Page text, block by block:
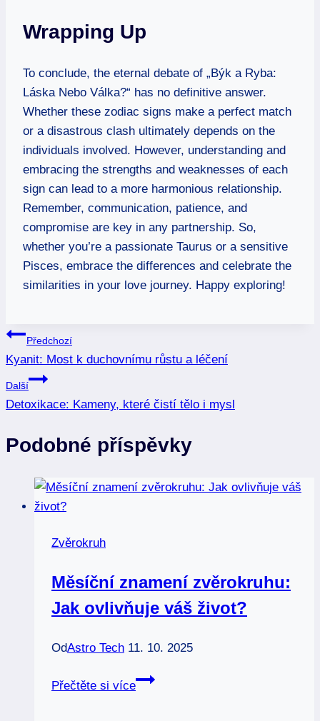
Wrapping Up
To conclude, the eternal debate of „Býk a Ryba:
Láska Nebo Válka?“ has no definitive answer.
Whether these zodiac signs make a perfect match
or a disastrous clash ultimately depends on the
individuals involved. However, understanding and
embracing the strengths and weaknesses of each
sign can lead to a more harmonious relationship.
Remember, communication, patience, and
compromise are key in any partnership. So,
whether you’re a passionate Taurus or a sensitive
Pisces, embrace the differences and celebrate the
similarities in your love journey. Happy exploring!
Navigace
pro
příspěvek
Předchozí
Kyanit: Most k duchovnímu růstu a léčení
Další
Detoxikace: Kameny, které čistí tělo i mysl
Podobné příspěvky
Zvěrokruh
Měsíční znamení zvěrokruhu:
Jak ovlivňuje váš život?
OdAstro Tech 11. 10. 2025
Přečtěte si více
Měsíční